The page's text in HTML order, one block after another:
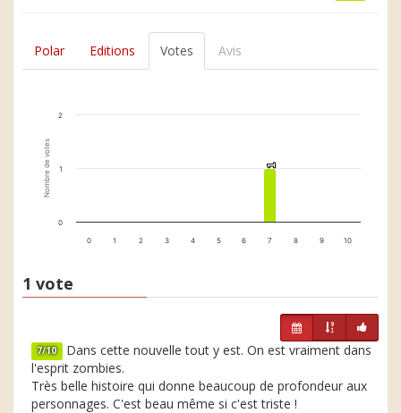
Polar Editions Votes Avis
Nombre de votes 1
1
0 1 2 3 4 5 6 7 8 9 10
0
1
2
1 vote
7/10 Dans cette nouvelle tout y est. On est vraiment dans
l'esprit zombies.
Très belle histoire qui donne beaucoup de profondeur aux
personnages. C'est beau même si c'est triste !